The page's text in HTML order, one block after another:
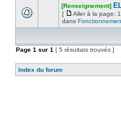
[Renseignement]
[ Aller à la page: 1
dans
Page 1 sur 1 [ 5 résultats trouvés ]
Index du forum